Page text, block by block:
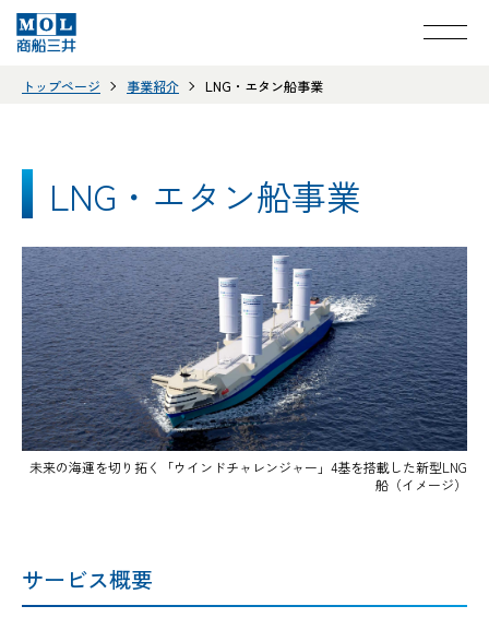
トップページ 事業紹介 LNG・エタン船事業
LNG・エタン船事業
未来の海運を切り拓く「ウインドチャレンジャー」4基を搭載した新型LNG
船（イメージ）
サービス概要